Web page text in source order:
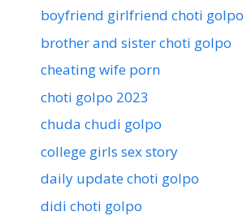
boyfriend girlfriend choti golpo
brother and sister choti golpo
cheating wife porn
choti golpo 2023
chuda chudi golpo
college girls sex story
daily update choti golpo
didi choti golpo